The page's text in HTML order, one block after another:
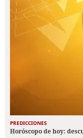
PREDICCIONES
Horóscopo de hoy: